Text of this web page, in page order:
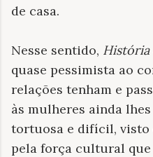
de casa.
Nesse sentido, História
quase pessimista ao
relações tenham e
às mulheres ainda
tortuosa e difícil, visto
pela força cultural